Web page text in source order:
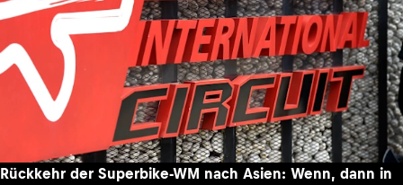
Rückkehr der Superbike-WM nach Asien: Wenn, dann in